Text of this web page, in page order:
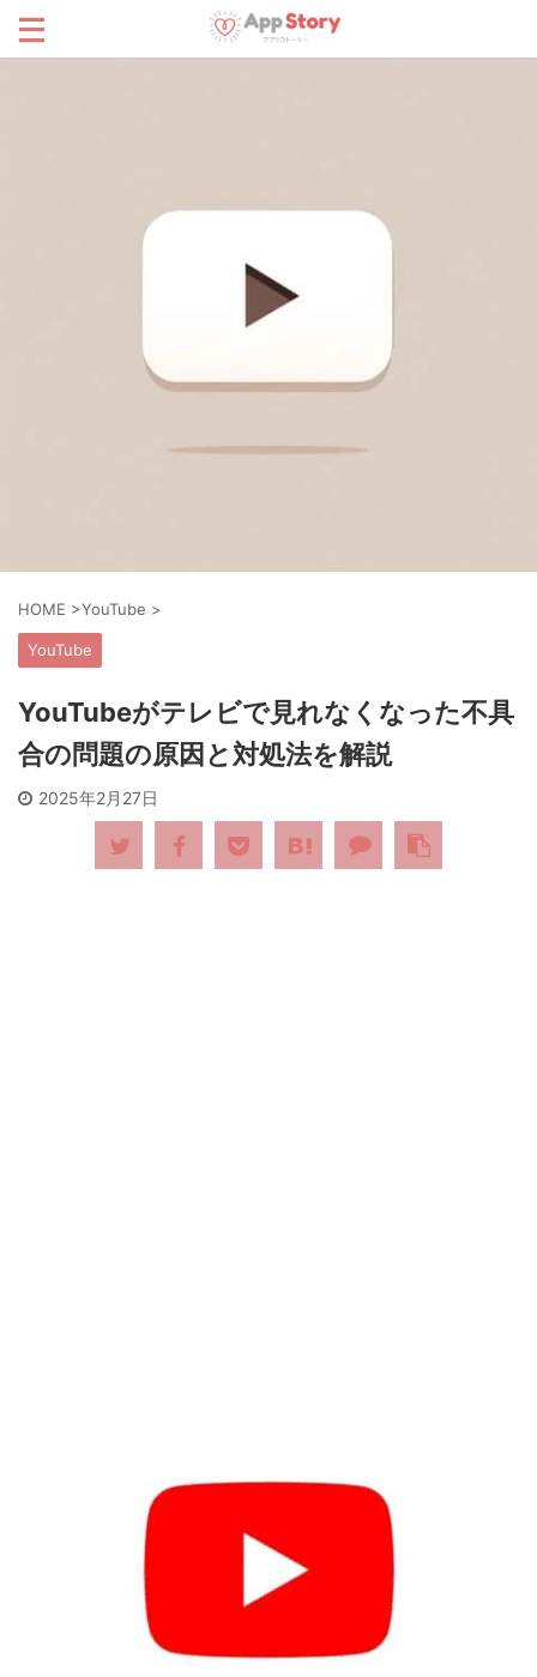
HOME >YouTube >
YouTube
YouTubeがテレビで見れなくなった不具
合の問題の原因と対処法を解説
2025年2月27日